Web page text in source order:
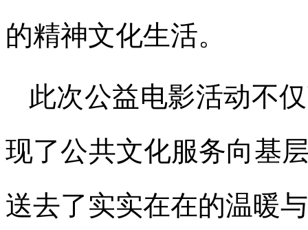
的精神文化生活。
此次公益电影活动不
现了公共文化服务向基
送去了实实在在的温暖